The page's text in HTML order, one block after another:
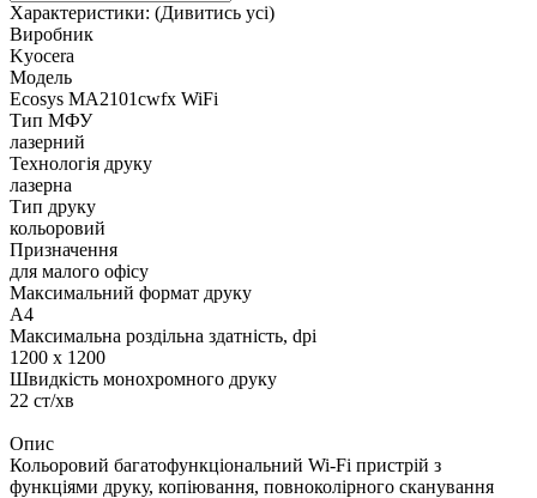
Характеристики: (Дивитись усі)
Виробник
Kyocera
Модель
Ecosys MA2101cwfx WiFi
Тип МФУ
лазерний
Технологія друку
лазерна
Тип друку
кольоровий
Призначення
для малого офісу
Максимальний формат друку
A4
Максимальна роздільна здатність, dpi
1200 х 1200
Швидкість монохромного друку
22 ст/хв
Опис
Кольоровий багатофункціональний Wi-Fi пристрій з
функціями друку, копіювання, повноколірного сканування